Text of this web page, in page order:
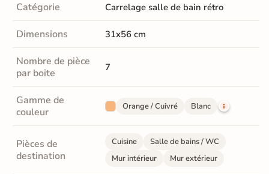
Catégorie Carrelage salle de bain rétro
Dimensions 31x56 cm
Nombre de pièce
par boite
7
Gamme de
couleur
Orange / Cuivré Blanc
Pièces de
destination
Cuisine
Salle de bains / WC
Mur intérieur
Mur extérieur